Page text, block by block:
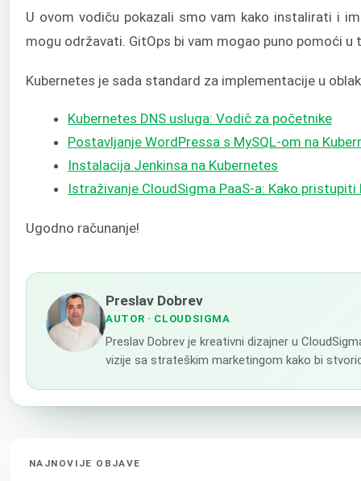
U ovom vodiču pokazali smo vam kako instalirati i
mogu održavati. GitOps bi vam mogao puno pomoći u
Kubernetes je sada standard za implementacije u
Kubernetes DNS usluga: Vodič za početnike
Postavljanje WordPressa s MySQL-om na
Instalacija Jenkinsa na Kubernetes
Istraživanje CloudSigma PaaS-a: Kako
Ugodno računanje!
Preslav Dobrev
AUTOR · CLOUDSIGMA
Preslav Dobrev je kreativni dizajner u
vizije sa strateškim marketingom kako bi
NAJNOVIJE OBJAVE